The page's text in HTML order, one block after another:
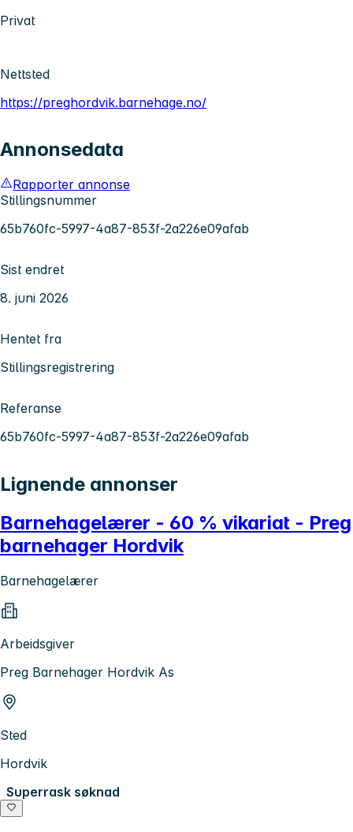
Privat
Nettsted
https://preghordvik.barnehage.no/
Annonsedata
Rapporter annonse
Stillingsnummer
65b760fc-5997-4a87-853f-2a226e09afab
Sist endret
8. juni 2026
Hentet fra
Stillingsregistrering
Referanse
65b760fc-5997-4a87-853f-2a226e09afab
Lignende annonser
Barnehagelærer - 60 % vikariat - Preg
barnehager Hordvik
Barnehagelærer
Arbeidsgiver
Preg Barnehager Hordvik As
Sted
Hordvik
Superrask søknad